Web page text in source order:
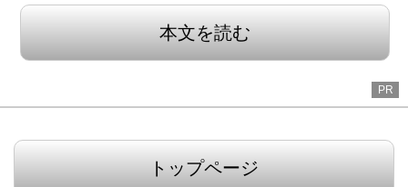
本文を読む
PR
トップページ